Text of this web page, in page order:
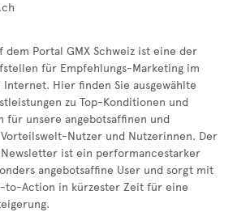
dem Portal GMX Schweiz ist eine der
für Empfehlungs-Marketing im
Hier finden Sie ausgewählte
zu Top-Konditionen und
für unsere angebotsaffinen und
Nutzer und Nutzerinnen. Der
ist ein performancestarker
angebotsaffine User und sorgt mit
to-Action in kürzester Zeit für eine